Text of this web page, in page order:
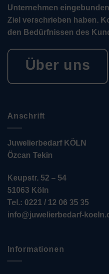
Unternehmen
Ziel verschrieben haben.
den Bedürfnissen des
Über uns
Anschrift
Juwelierbedarf KÖLN
Özcan Tekin
Keupstr. 52 – 54
51063 Köln
Tel.: 0221 / 12 06 35 35
info@juwelierbedarf-
Informationen